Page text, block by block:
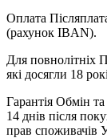
Оплата
(рахунок IBAN).
Для повнолітніх
які досягли 18
Гарантія Обмін та
14 днів після
прав споживачів